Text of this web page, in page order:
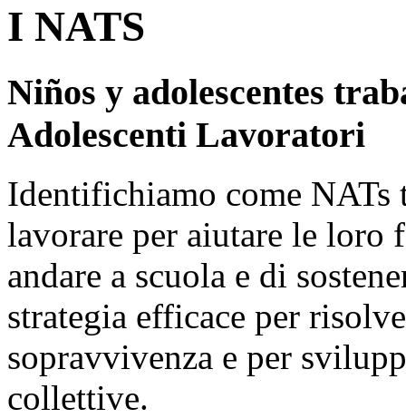
I NATS
Niños y adolescentes
Adolescenti Lavoratori
Identifichiamo come
lavorare per aiutare le loro
andare a scuola e di
strategia efficace per
sopravvivenza e per
collettive.